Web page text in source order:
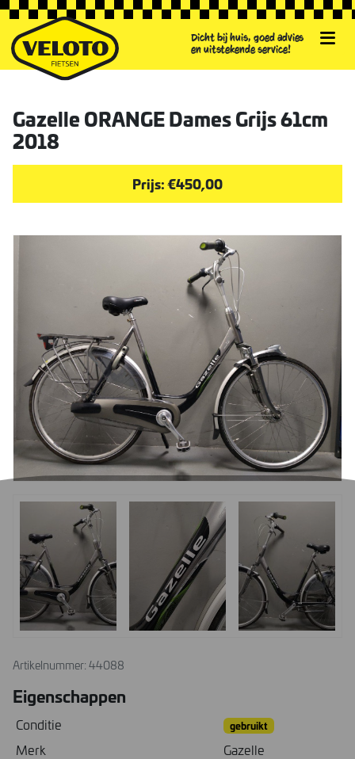
Dicht bij huis, goed advies
en uitstekende service!
Gazelle ORANGE Dames Grijs 61cm
2018
Prijs: €450,00
Artikelnummer: 44088
Eigenschappen
Conditie gebruikt
Merk
Gazelle